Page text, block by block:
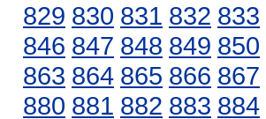
829 830 831 832 833
846 847 848 849 850
863 864 865 866 867
880 881 882 883 884